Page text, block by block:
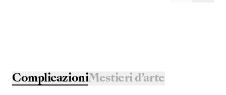
ComplicazioniMestieri d’arte